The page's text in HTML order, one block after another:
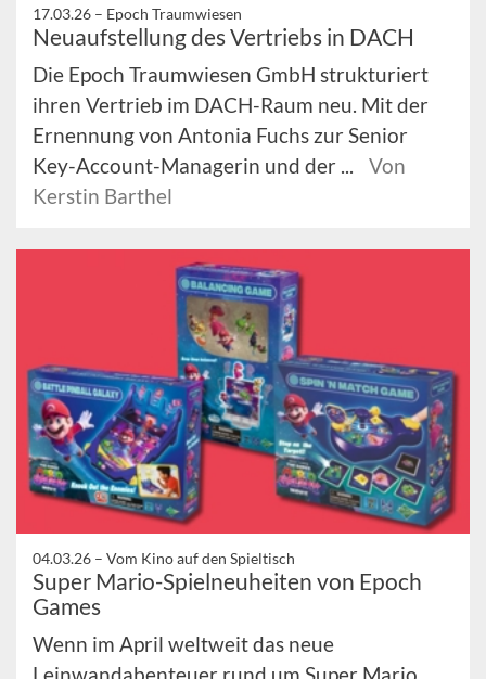
17.03.26 – Epoch Traumwiesen
Neuaufstellung des Vertriebs in DACH
Die Epoch Traumwiesen GmbH strukturiert
ihren Vertrieb im DACH-Raum neu. Mit der
Ernennung von Antonia Fuchs zur Senior
Key-Account-Managerin und der ...
Von
Kerstin Barthel
04.03.26 – Vom Kino auf den Spieltisch
Super Mario-Spielneuheiten von Epoch
Games
Wenn im April weltweit das neue
Leinwandabenteuer rund um Super Mario